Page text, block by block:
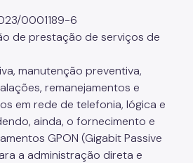
0001189-6
de prestação de serviços de
manutenção preventiva,
remanejamentos e
em rede de telefonia, lógica e
ainda, o fornecimento e
GPON (Gigabit Passive
a administração direta e